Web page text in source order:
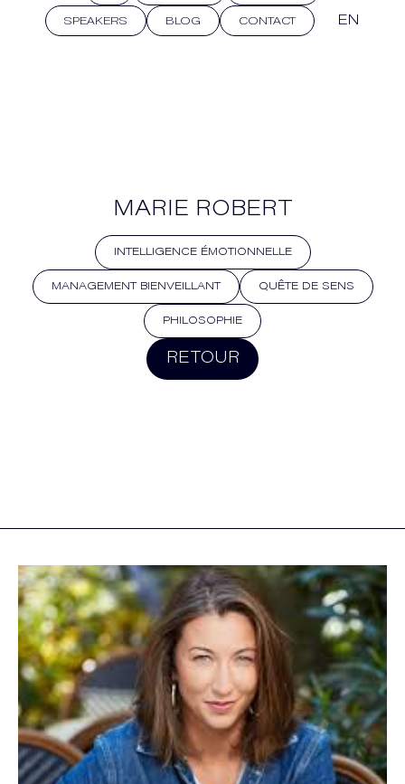
SPEAKERS BLOG CONTACT EN
MARIE ROBERT
INTELLIGENCE ÉMOTIONNELLE
MANAGEMENT BIENVEILLANT QUÊTE DE SENS
PHILOSOPHIE
RETOUR